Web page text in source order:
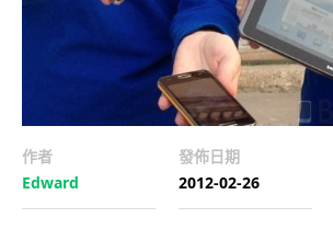
作者
Edward
發佈日期
2012-02-26